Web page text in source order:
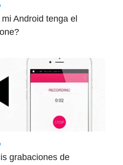
Android tenga el
grabaciones de